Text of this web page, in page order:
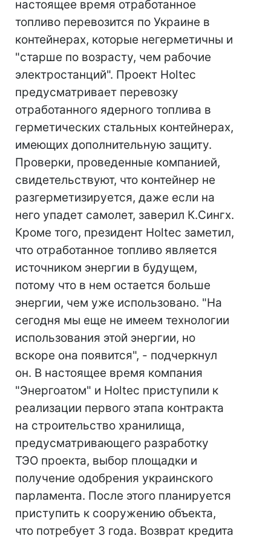
настоящее время отработанное
топливо перевозится по Украине в
контейнерах, которые негерметичны и
"старше по возрасту, чем рабочие
электростанций". Проект Holtec
предусматривает перевозку
отработанного ядерного топлива в
герметических стальных контейнерах,
имеющих дополнительную защиту.
Проверки, проведенные компанией,
свидетельствуют, что контейнер не
разгерметизируется, даже если на
него упадет самолет, заверил К.Сингх.
Кроме того, президент Holtec заметил,
что отработанное топливо является
источником энергии в будущем,
потому что в нем остается больше
энергии, чем уже использовано. "На
сегодня мы еще не имеем технологии
использования этой энергии, но
вскоре она появится", - подчеркнул
он. В настоящее время компания
"Энергоатом" и Holtec приступили к
реализации первого этапа контракта
на строительство хранилища,
предусматривающего разработку
ТЭО проекта, выбор площадки и
получение одобрения украинского
парламента. После этого планируется
приступить к сооружению объекта,
что потребует 3 года. Возврат кредита